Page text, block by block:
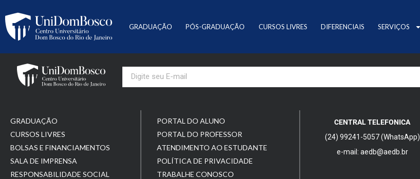
GRADUAÇÃO PÓS-GRADUAÇÃO CURSOS LIVRES DIFERENCIAIS SERVIÇOS
GRADUAÇÃO
CURSOS LIVRES
BOLSAS E FINANCIAMENTOS
SALA DE IMPRENSA
RESPONSABILIDADE SOCIAL
PORTAL DO ALUNO
PORTAL DO PROFESSOR
ATENDIMENTO AO ESTUDANTE
POLÍTICA DE PRIVACIDADE
TRABALHE CONOSCO
CENTRAL TELEFONICA
(24) 99241-5057 (WhatsApp)
e-mail: aedb@aedb.br